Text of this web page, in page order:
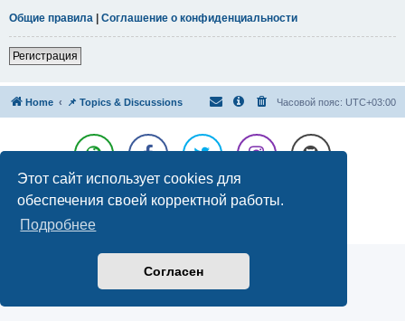
Этот сайт использует cookies для
обеспечения своей корректной работы.
Подробнее
Согласен
Общие правила | Соглашение о конфиденциальности
Регистрация
Home 📌 Topics & Discussions Часовой пояс: UTC+03:00
Создано на основе
® Forum Software © phpBB Limited
Русская поддержка phpBB